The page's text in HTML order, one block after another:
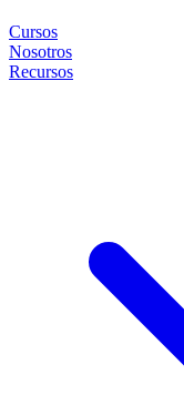
Cursos
Nosotros
Recursos